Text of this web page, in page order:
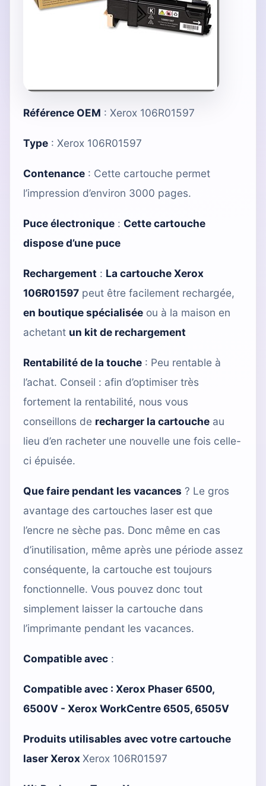
Référence OEM : Xerox 106R01597
Type : Xerox 106R01597
Contenance : Cette cartouche permet
l’impression d’environ 3000 pages.
Puce électronique : Cette cartouche
dispose d’une puce
Rechargement : La cartouche Xerox
106R01597 peut être facilement rechargée,
en boutique spécialisée ou à la maison en
achetant un kit de rechargement
Rentabilité de la touche : Peu rentable à
l’achat. Conseil : afin d’optimiser très
fortement la rentabilité, nous vous
conseillons de recharger la cartouche au
lieu d’en racheter une nouvelle une fois celle-
ci épuisée.
Que faire pendant les vacances ? Le gros
avantage des cartouches laser est que
l’encre ne sèche pas. Donc même en cas
d’inutilisation, même après une période assez
conséquente, la cartouche est toujours
fonctionnelle. Vous pouvez donc tout
simplement laisser la cartouche dans
l’imprimante pendant les vacances.
Compatible avec :
Compatible avec : Xerox Phaser 6500,
6500V - Xerox WorkCentre 6505, 6505V
Produits utilisables avec votre cartouche
laser XeroxXerox 106R01597